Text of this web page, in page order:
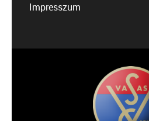
Impresszum